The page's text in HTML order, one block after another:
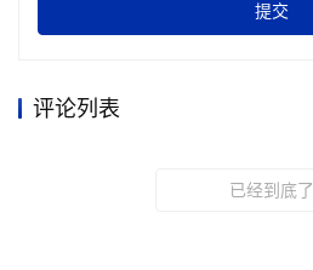
提交
评论列表
已经到底了